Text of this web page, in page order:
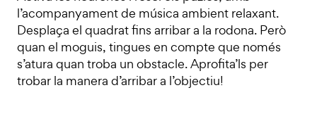
l’acompanyament de música ambient relaxant.
Desplaça el quadrat fins arribar a la rodona. Però
quan el moguis, tingues en compte que només
s’atura quan troba un obstacle. Aprofita’ls per
trobar la manera d’arribar a l’objectiu!